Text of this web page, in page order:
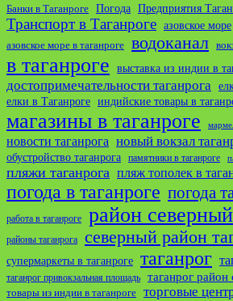
Банки в Таганроге Погода Предприятия
Транспорт в Таганроге азовское море
азовское море в таганроге водоканал
в таганроге выставка из индии в
достопримечательности таганрога
елки в Таганроге индийские товары в
магазины в таганроге
новости таганрога новый вокзал
обустройство таганрога памятники в таганроге
пляжи таганрога пляж тополек в
погода в таганроге погода
работа в таганроге район
районы таганрога северный район
супермаркеты в таганроге таганрог
таганрог привокзальная площадь таганрог район
товары из индии в таганроге торговые